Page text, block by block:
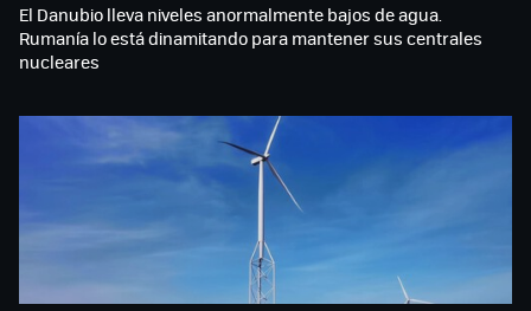
El Danubio lleva niveles anormalmente bajos de agua.
Rumanía lo está dinamitando para mantener sus centrales
nucleares